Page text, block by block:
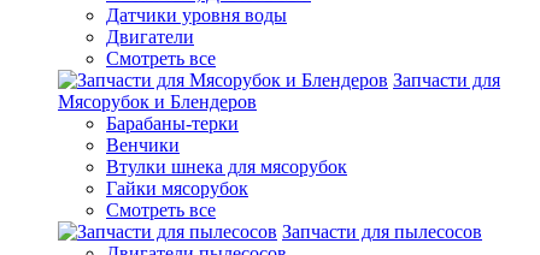
Датчики уровня воды
Двигатели
Смотреть все
Запчасти для
Мясорубок и Блендеров
Барабаны-терки
Венчики
Втулки шнека для мясорубок
Гайки мясорубок
Смотреть все
Запчасти для пылесосов